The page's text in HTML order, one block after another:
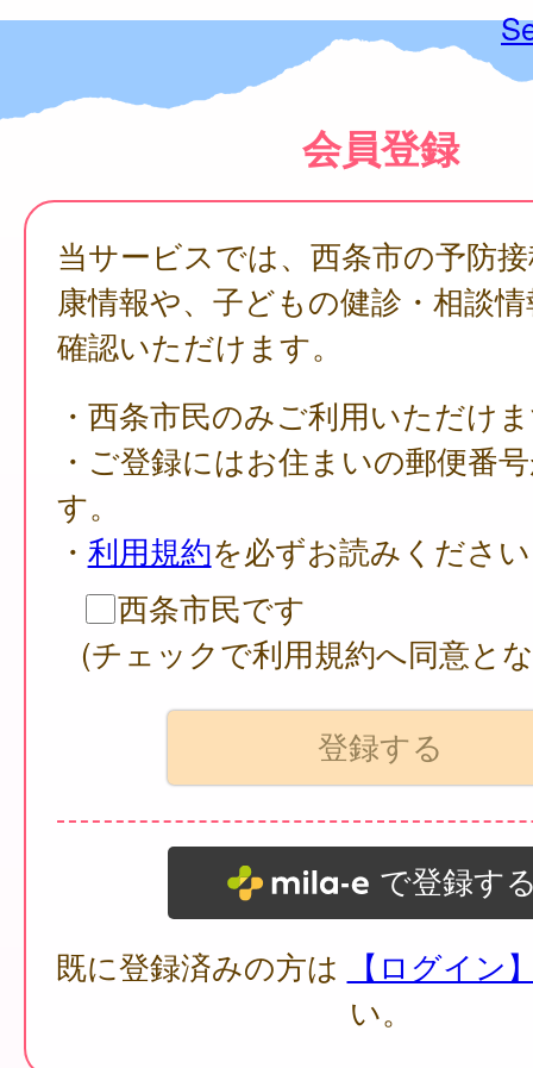
会員登録
当サービスでは、西条市の予防
康情報や、子どもの健診・相談
確認いただけます。
・西条市民のみご利用いただけ
・ご登録にはお住まいの郵便番
す。
・ 利用規約を必ずお読みくださ
西条市民です
(チェックで利用規約へ同意と
で登録す
既に登録済みの方は
【ログイン
い。